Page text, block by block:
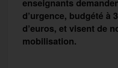
enseignants
d’urgence, budgété à
d’euros, et visent de
mobilisation.